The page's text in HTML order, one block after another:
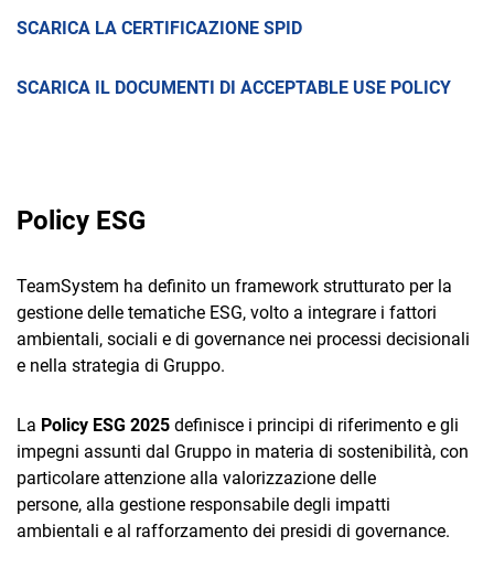
SCARICA LA CERTIFICAZIONE SPID
SCARICA IL DOCUMENTI DI ACCEPTABLE USE POLICY
Policy ESG
TeamSystem ha definito un framework strutturato per la
gestione delle tematiche ESG, volto a integrare i fattori
ambientali, sociali e di governance nei processi decisionali
e nella strategia di Gruppo.
La Policy ESG 2025 definisce i principi di riferimento e gli
impegni assunti dal Gruppo in materia di sostenibilità, con
particolare attenzione alla valorizzazione delle
persone, alla gestione responsabile degli impatti
ambientali e al rafforzamento dei presidi di governance.